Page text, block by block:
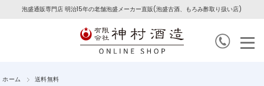
泡盛通販専門店 明治15年の老舗泡盛メーカー直販(泡盛古酒、もろみ酢取り扱い店)
ホーム 送料無料